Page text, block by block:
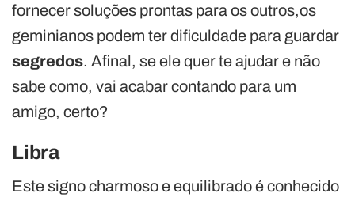
fornecer soluções prontas para os outros,os
geminianos podem ter dificuldade para guardar
segredos. Afinal, se ele quer te ajudar e não
sabe como, vai acabar contando para um
amigo, certo?
Libra
Este signo charmoso e equilibrado é conhecido